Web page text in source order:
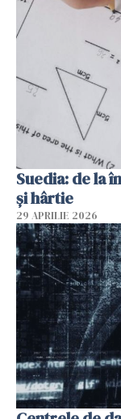
Suedia: de la
și hârtie
29 APRILIE 2026